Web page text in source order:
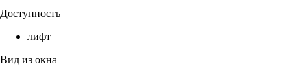
Доступность
лифт
Вид из окна